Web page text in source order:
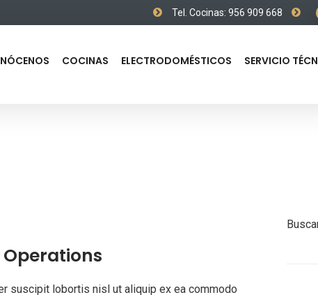
Tel. Cocinas: 956 909 668
COCINAS ELECTRODOMÉSTICOS SERVICIO
suscipit lobortis nisl ut aliquip ex ea commodo